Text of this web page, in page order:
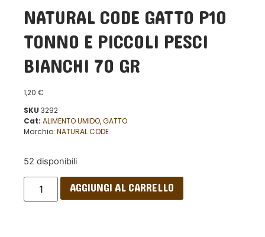
NATURAL CODE GATTO P10
TONNO E PICCOLI PESCI
BIANCHI 70 GR
1,20 €
SKU 3292
Cat: ALIMENTO UMIDO,GATTO
Marchio: NATURAL CODE
52 disponibili
AGGIUNGI AL CARRELLO